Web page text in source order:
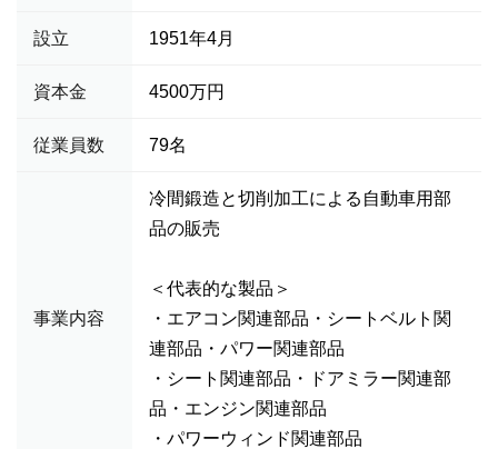
設立 1951年4月
資本金 4500万円
従業員数 79名
事業内容
冷間鍛造と切削加工による自動車用部
品の販売
＜代表的な製品＞
・エアコン関連部品・シートベルト関
連部品・パワー関連部品
・シート関連部品・ドアミラー関連部
品・エンジン関連部品
・パワーウィンド関連部品